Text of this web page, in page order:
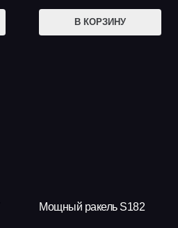
В КОРЗИНУ
Мощный ракель S182